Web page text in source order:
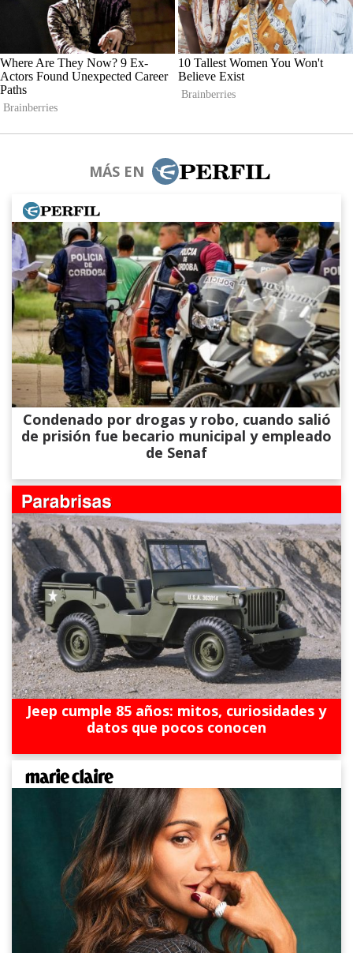
MÁS EN
Condenado por drogas y robo, cuando salió
de prisión fue becario municipal y empleado
de Senaf
Jeep cumple 85 años: mitos, curiosidades y
datos que pocos conocen